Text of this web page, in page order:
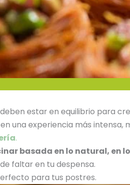
estar en equilibrio para
una experiencia más intensa,
.
basada en lo natural, en lo
faltar en tu despensa.
para tus postres.